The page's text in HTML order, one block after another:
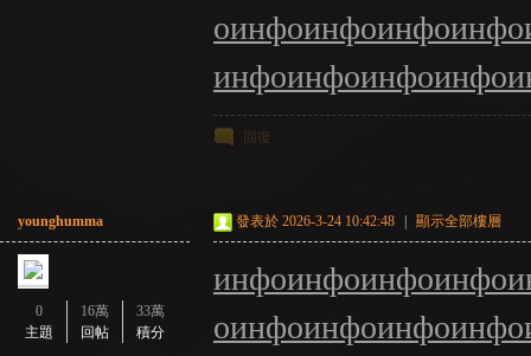
оинфоинфоинфоинфо
инфоинфоинфоинфо
回復
younghumma
0
主題
16萬
回帖
33萬
積分
發表於 2026-3-24 10:42:48 顯示全部樓層
инфоинфоинфоинфо
оинфоинфоинфоинфо